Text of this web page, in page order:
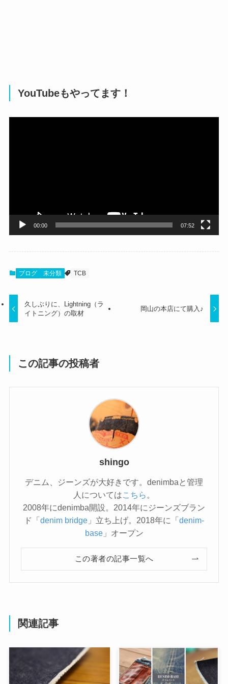
YouTubeもやってます！
00:00 07:52
ブログ 未分類 TCB
久しぶりに、Lightning（ラ
イトニング）の取材
岡山の本店にて購入♪
この記事の投稿者
shingo
デニム、ジーンズが大好きです。denimbaと管理
人についてはこちら 。
2008年にdenimba開設。2014年にジーンズブラン
ド「denim bridge 」立ち上げ。2018年に「denim-
base」オープン
この著者の記事一覧へ
関連記事